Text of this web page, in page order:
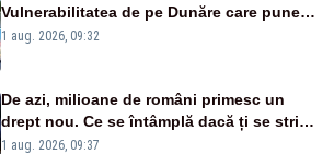
Vulnerabilitatea de pe Dunăre care pune
în pericol Centrala Cernavodă era
1 aug. 2026, 09:32
De azi, milioane de români primesc un
drept nou. Ce se întâmplă dacă ți se strică
un produs
1 aug. 2026, 09:37